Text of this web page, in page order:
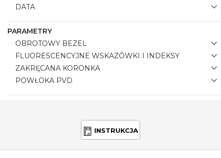
DATA
PARAMETRY
OBROTOWY BEZEL
FLUORESCENCYJNE WSKAZÓWKI I INDEKSY
ZAKRĘCANA KORONKA
POWŁOKA PVD
INSTRUKCJA